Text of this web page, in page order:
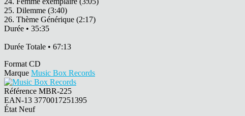
25. Dilemme (3:40)
26. Thème Générique (2:17)
Durée • 35:35
Durée Totale • 67:13
Format CD
Marque Music Box Records
Référence MBR-225
EAN-13 3770017251395
État Neuf